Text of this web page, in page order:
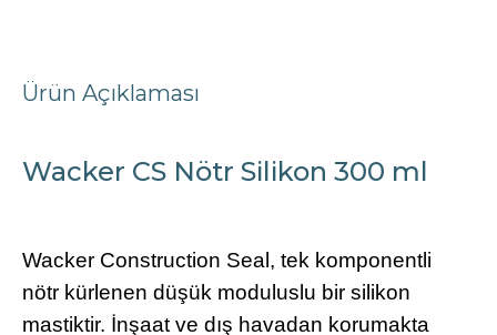
Ürün Açıklaması
Wacker CS Nötr Silikon 300 ml
Wacker Construction Seal, tek komponentli
nötr kürlenen düşük moduluslu bir silikon
mastiktir. İnşaat ve dış havadan korumakta